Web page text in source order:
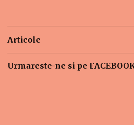
Articole
Urmareste-ne si pe